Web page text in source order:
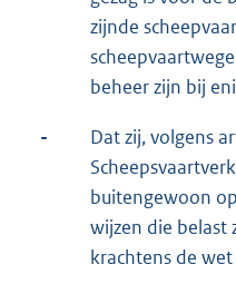
zijnde
beheer zijn bij
-
Dat zij, volgens
buitengewoon
wijzen die belast
krachtens de